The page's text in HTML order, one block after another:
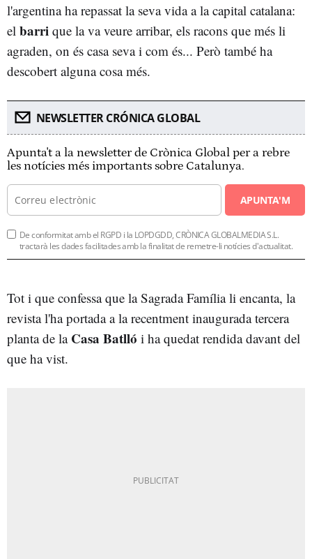
l'argentina ha repassat la seva vida a la capital catalana:
el barri que la va veure arribar, els racons que més li
agraden, on és casa seva i com és... Però també ha
descobert alguna cosa més.
NEWSLETTER CRÓNICA GLOBAL
Apunta't a la newsletter de Crònica Global per a rebre
les notícies més importants sobre Catalunya.
APUNTA'M
De conformitat amb el RGPD i la LOPDGDD, CRÒNICA GLOBALMEDIA S.L.
tractarà les dades facilitades amb la finalitat de remetre-li notícies d'actualitat.
Tot i que confessa que la Sagrada Família li encanta, la
revista l'ha portada a la recentment inaugurada tercera
planta de la Casa Batlló i ha quedat rendida davant del
que ha vist.